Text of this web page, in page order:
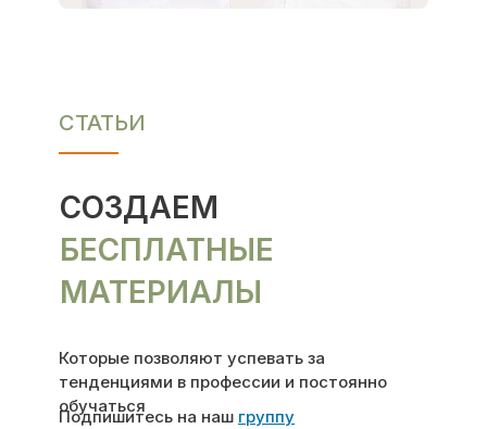
СТАТЬИ
Подпишитесь на наш группу
СОЗДАЕМ
БЕСПЛАТНЫЕ
МАТЕРИАЛЫ
Которые позволяют успевать за
тенденциями в профессии и постоянно
обучаться